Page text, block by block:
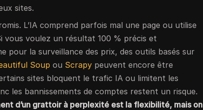
sites.
L’IA comprend parfois mal une page ou utilise
vous voulez un résultat 100 % précis et
pour la surveillance des prix, des outils basés sur
Soup ou Scrapy peuvent encore être
sites bloquent le trafic IA ou limitent les
les bannissements de comptes restent un risque.
d’un grattoir à perplexité est la flexibilité, mais on